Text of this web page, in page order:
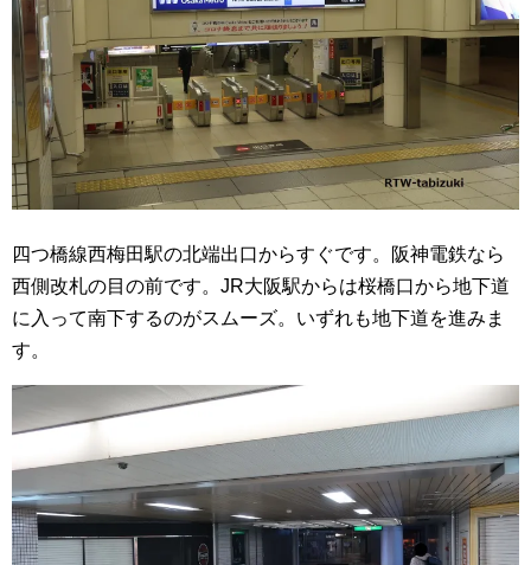
四つ橋線西梅田駅の北端出口からすぐです。阪神電鉄なら
西側改札の目の前です。JR大阪駅からは桜橋口から地下道
に入って南下するのがスムーズ。いずれも地下道を進みま
す。